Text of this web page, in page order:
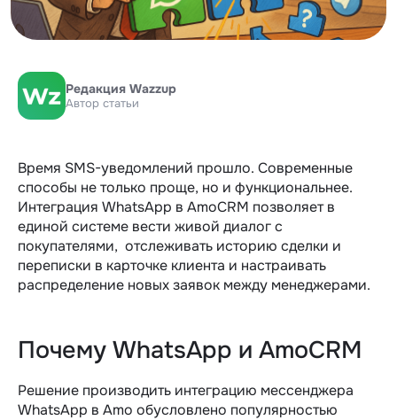
Редакция Wazzup
Автор статьи
Время SMS-уведомлений прошло. Современные
способы не только проще, но и функциональнее.
Интеграция WhatsApp в AmoCRM позволяет в
единой системе вести живой диалог с
покупателями, отслеживать историю сделки и
переписки в карточке клиента и настраивать
распределение новых заявок между менеджерами.
Почему WhatsApp и AmoCRM
Решение производить интеграцию мессенджера
WhatsApp в Amo обусловлено популярностью